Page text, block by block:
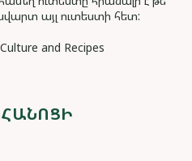
այլ ուտեստի հետ: